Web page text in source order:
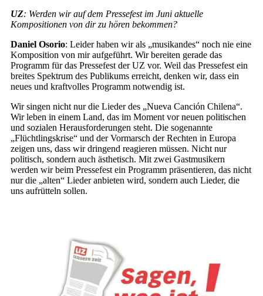
UZ: Werden wir auf dem Pressefest im Juni aktuelle
Kompositionen von dir zu hören bekommen?
Daniel Osorio: Leider haben wir als „musikandes“ noch nie eine
Komposition von mir aufgeführt. Wir bereiten gerade das
Programm für das Pressefest der UZ vor. Weil das Pressefest ein
breites Spektrum des Publikums erreicht, denken wir, dass ein
neues und kraftvolles Programm notwendig ist.
Wir singen nicht nur die Lieder des „Nueva Canción Chilena“.
Wir leben in einem Land, das im Moment vor neuen politischen
und sozialen Herausforderungen steht. Die sogenannte
„Flüchtlingskrise“ und der Vormarsch der Rechten in Europa
zeigen uns, dass wir dringend reagieren müssen. Nicht nur
politisch, sondern auch ästhetisch. Mit zwei Gastmusikern
werden wir beim Pressefest ein Programm präsentieren, das nicht
nur die „alten“ Lieder anbieten wird, sondern auch Lieder, die
uns aufrütteln sollen.